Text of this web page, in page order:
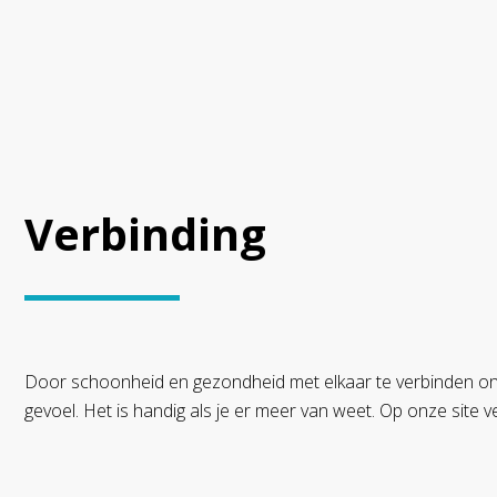
Verbinding
Door schoonheid en gezondheid met elkaar te verbinden
gevoel. Het is handig als je er meer van weet. Op onze site